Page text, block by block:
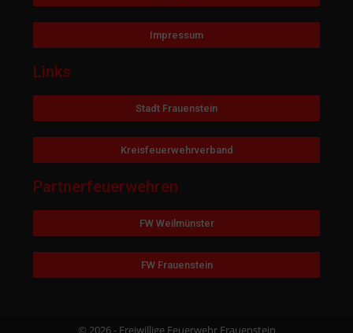
Impressum
Links
Stadt Frauenstein
Kreisfeuerwehrverband
Partnerfeuerwehren
FW Weilmünster
FW Frauenstein
© 2026 - Freiwillige Feuerwehr Frauenstein